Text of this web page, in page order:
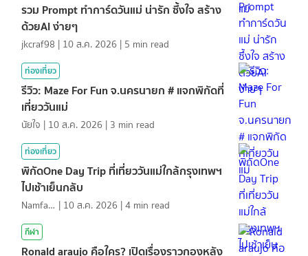
รวม Prompt ทำการ์ดวันแม่ น่ารัก ซึ้งใจ สร้าง
ด้วยAI ง่ายๆ
jkcraf98 | 10 ส.ค. 2026 | 5 min read
ท่องเที่ยว
รีวิว: Maze For Fun จ.นครนายก # แจกพิกัดที่
เที่ยววันแม่
นัยใจ | 10 ส.ค. 2026 | 3 min read
ท่องเที่ยว
พิกัดOne Day Trip ที่เที่ยววันแม่ใกล้กรุงเทพฯ
ไปเช้าเย็นกลับ
NamfahPhupha | 10 ส.ค. 2026 |4 min read
กีฬา
Ronald araujo คือใคร? เปิดเรื่องราวกองหลัง